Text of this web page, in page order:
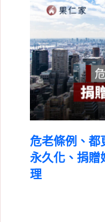
危老條例、都
永久化、捐贈
理